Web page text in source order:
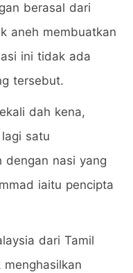
berasal dari
aneh membuatkan
ini tidak ada
tersebut.
dah kena,
satu
dengan nasi yang
iaitu pencipta
dari Tamil